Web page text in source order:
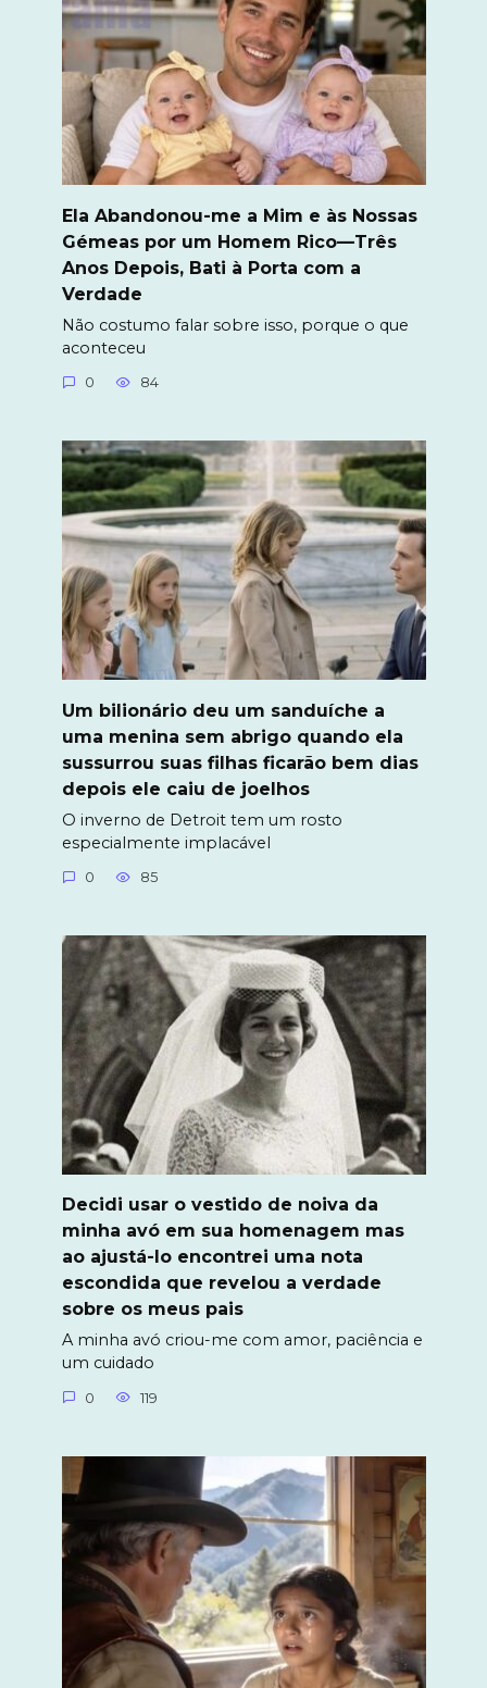
Ela Abandonou-me a Mim e às Nossas
Gémeas por um Homem Rico—Três
Anos Depois, Bati à Porta com a
Verdade
Não costumo falar sobre isso, porque o que
aconteceu
0 84
Um bilionário deu um sanduíche a
uma menina sem abrigo quando ela
sussurrou suas filhas ficarão bem dias
depois ele caiu de joelhos
O inverno de Detroit tem um rosto
especialmente implacável
0 85
Decidi usar o vestido de noiva da
minha avó em sua homenagem mas
ao ajustá-lo encontrei uma nota
escondida que revelou a verdade
sobre os meus pais
A minha avó criou-me com amor, paciência e
um cuidado
0 119